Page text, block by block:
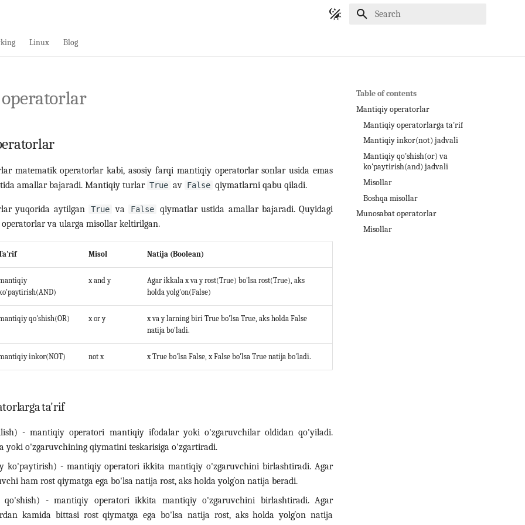
Linux Blog
Table of contents
Mantiqiy operatorlar
Mantiqiy operatorlarga ta'rif
Mantiqiy inkor(not) jadvali
Mantiqiy qo'shish(or) va
ko'paytirish(and) jadvali
Misollar
Boshqa misollar
Munosabat operatorlar
Misollar
matematik operatorlar kabi, asosiy farqi mantiqiy operatorlar sonlar usida emas
amallar bajaradi. Mantiqiy turlar True av False qiymatlarni qabu qiladi.
yuqorida aytilgan True va False
qiymatlar ustida amallar bajaradi. Quyidagi
va ularga misollar keltirilgan.
Misol Natija (Boolean)
x and y
Agar ikkala x va y rost(True) bo'lsa rost(True), aks
holda yolg'on(False)
qo'shish(OR) x or y
x va y larning biri True bo'lsa True, aks holda False
natija bo'ladi.
inkor(NOT) not x x True bo'lsa False, x False bo'lsa True natija bo'ladi.
ta'rif
- mantiqiy operatori mantiqiy ifodalar yoki o'zgaruvchilar oldidan qo'yiladi.
yoki o'zgaruvchining qiymatini teskarisiga o'zgartiradi.
ko'paytirish) - mantiqiy operatori ikkita mantiqiy o'zgaruvchini birlashtiradi. Agar
ham rost qiymatga ega bo'lsa natija rost, aks holda yolg`on natija beradi.
- mantiqiy operatori ikkita mantiqiy o'zgaruvchini birlashtiradi. Agar
kamida bittasi rost qiymatga ega bo'lsa natija rost, aks holda yolg`on natija